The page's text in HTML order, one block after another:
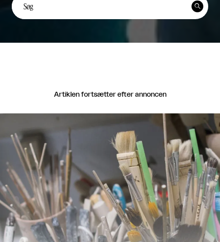

Unge Kunstnerstemmer
Artiklen fortsætter efter annoncen